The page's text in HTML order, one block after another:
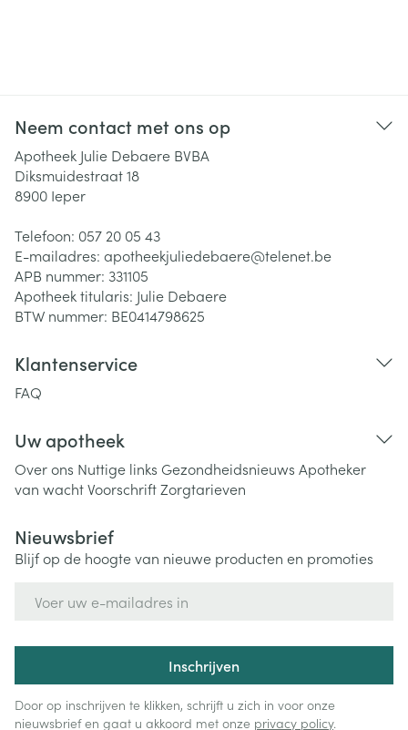
Neem contact met ons op
Apotheek Julie Debaere BVBA
Diksmuidestraat 18
8900 Ieper
Telefoon: 057 20 05 43
E-mailadres: apotheekjuliedebaere@telenet.be
APB nummer: 331105
Apotheek titularis: Julie Debaere
BTW nummer: BE0414798625
Klantenservice
FAQ
Uw apotheek
Over ons Nuttige links Gezondheidsnieuws Apotheker
van wachtVoorschriftZorgtarieven
Nieuwsbrief
Blijf op de hoogte van nieuwe producten en promoties
Inschrijven
Door op inschrijven te klikken, schrijft u zich in voor onze
nieuwsbrief en gaat u akkoord met onze privacy policy.